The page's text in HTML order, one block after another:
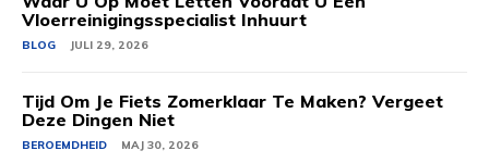
Vloerreinigingsspecialist Inhuurt
BLOG JULI 29, 2026
Tijd Om Je Fiets Zomerklaar Te Maken? Vergeet
Deze Dingen Niet
BEROEMDHEID MAJ 30, 2026